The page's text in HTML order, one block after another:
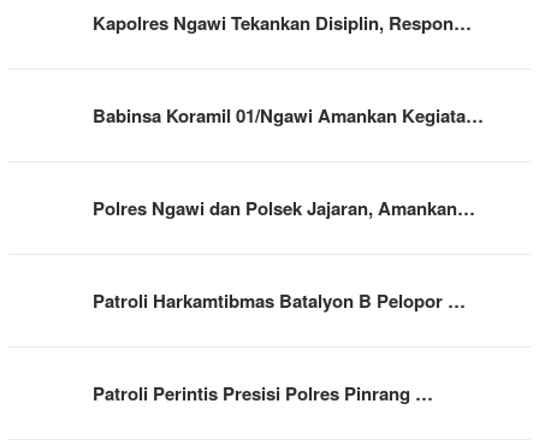
Kapolres Ngawi Tekankan Disiplin, Respon…
Babinsa Koramil 01/Ngawi Amankan Kegiata…
Polres Ngawi dan Polsek Jajaran, Amankan…
Patroli Harkamtibmas Batalyon B Pelopor …
Patroli Perintis Presisi Polres Pinrang …